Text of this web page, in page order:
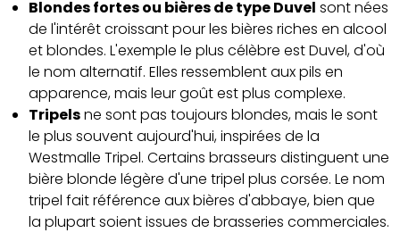
Blondes fortes ou bières de type Duvel sont nées
de l'intérêt croissant pour les bières riches en alcool
et blondes. L'exemple le plus célèbre est Duvel, d'où
le nom alternatif. Elles ressemblent aux pils en
apparence, mais leur goût est plus complexe.
Tripelsne sont pas toujours blondes, mais le sont
le plus souvent aujourd'hui, inspirées de la
Westmalle Tripel. Certains brasseurs distinguent une
bière blonde légère d'une tripel plus corsée. Le nom
tripel fait référence aux bières d'abbaye, bien que
la plupart soient issues de brasseries commerciales.